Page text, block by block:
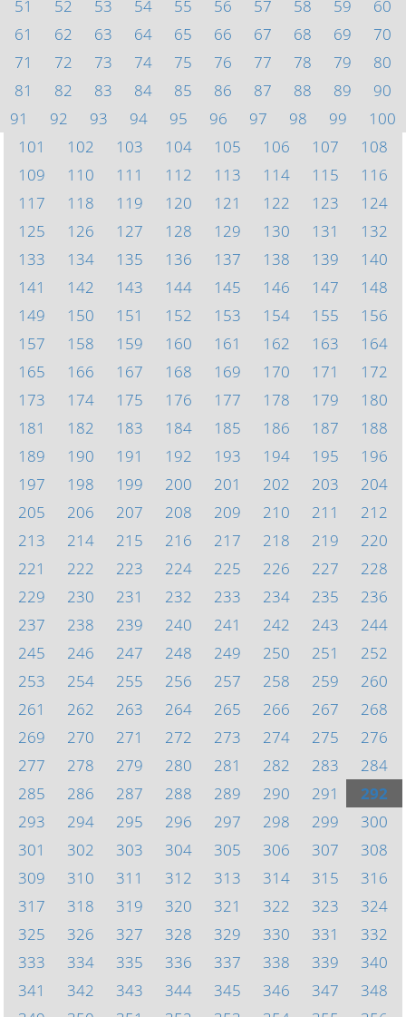
51
52 53 54 55 56 57 58 59
60
61
62 63 64 65 66 67 68 69
70
71
72 73 74 75 76 77 78 79
80
81
82 83 84 85 86 87 88 89
90
91
92 93 94 95 96 97 98 99
100
101
102 103 104 105 106 107
108
109
110 111 112 113 114 115
116
117
118 119 120 121 122 123
124
125
126 127 128 129 130 131
132
133
134 135 136 137 138 139
140
141
142 143 144 145 146 147
148
149
150 151 152 153 154 155
156
157
158 159 160 161 162 163
164
165
166 167 168 169 170 171
172
173
174 175 176 177 178 179
180
181
182 183 184 185 186 187
188
189
190 191 192 193 194 195
196
197
198 199 200 201 202 203
204
205
206 207 208 209 210 211
212
213
214 215 216 217 218 219
220
221
222 223 224 225 226 227
228
229
230 231 232 233 234 235
236
237
238 239 240 241 242 243
244
245
246 247 248 249 250 251
252
253
254 255 256 257 258 259
260
261
262 263 264 265 266 267
268
269
270 271 272 273 274 275
276
277
278 279 280 281 282 283
284
285
286 287 288 289 290 291
292
293
294 295 296 297 298 299
300
301
302 303 304 305 306 307
308
309
310 311 312 313 314 315
316
317
318 319 320 321 322 323
324
325
326 327 328 329 330 331
332
333
334 335 336 337 338 339
340
341
342 343 344 345 346 347
348